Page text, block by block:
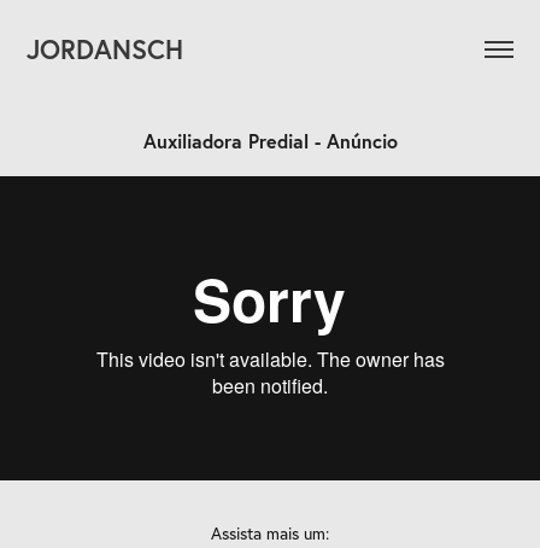
JORDANSCH
Auxiliadora Predial - Anúncio
Assista mais um: